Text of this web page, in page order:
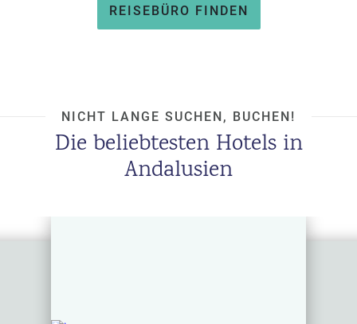
weniger überlaufene Sehenswürdigkeiten.
REISEBÜRO FINDEN
NICHT LANGE SUCHEN, BUCHEN!
Die beliebtesten Hotels in
Andalusien